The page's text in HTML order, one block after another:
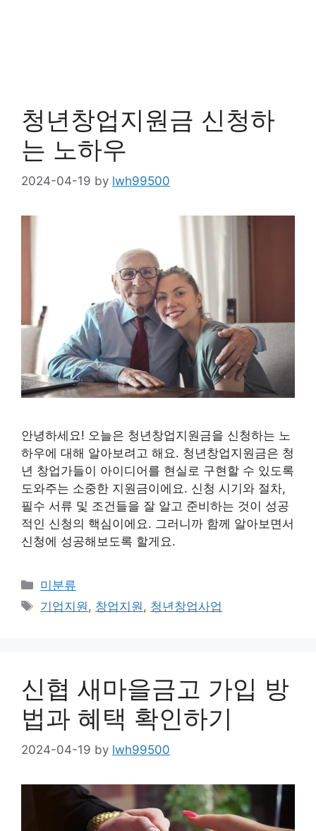
청년창업지원금 신청하
는 노하우
2024-04-19 by lwh99500
안녕하세요! 오늘은 청년창업지원금을 신청하는 노
하우에 대해 알아보려고 해요. 청년창업지원금은 청
년 창업가들이 아이디어를 현실로 구현할 수 있도록
도와주는 소중한 지원금이에요. 신청 시기와 절차,
필수 서류 및 조건들을 잘 알고 준비하는 것이 성공
적인 신청의 핵심이에요. 그러니까 함께 알아보면서
신청에 성공해보도록 할게요.
Categories
미분류
Tags
기업지원, 창업지원, 청년창업사업
신협 새마을금고 가입 방
법과 혜택 확인하기
2024-04-19 by lwh99500